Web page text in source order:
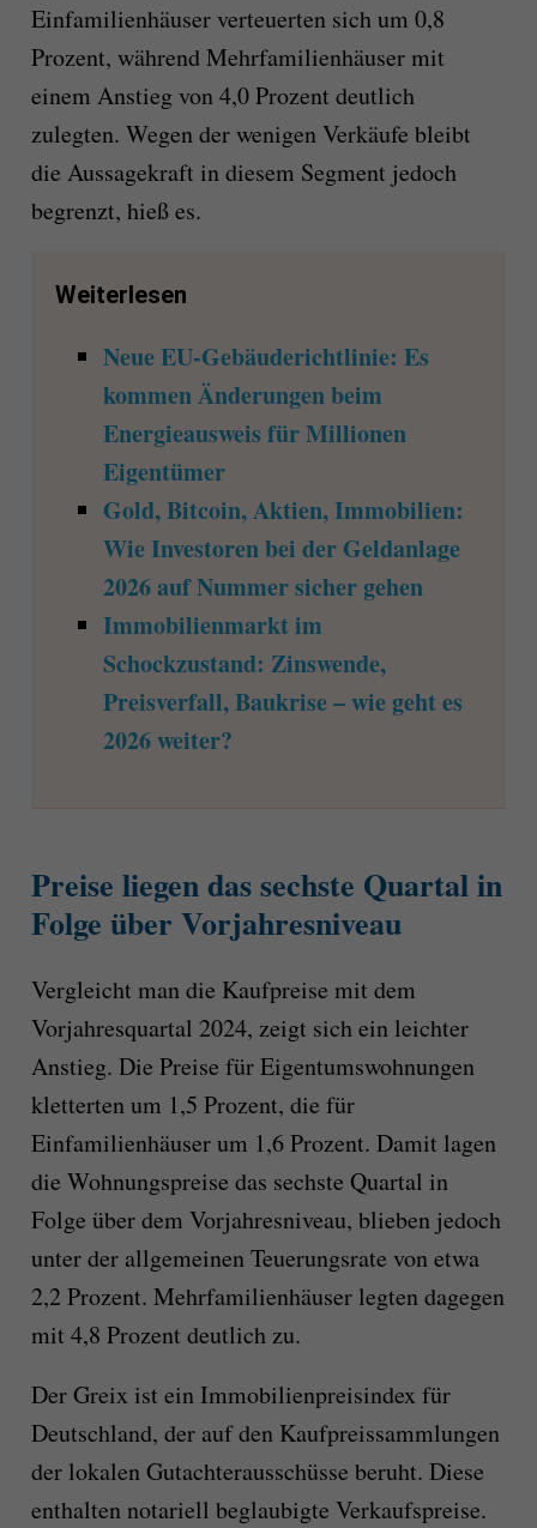
Einfamilienhäuser verteuerten sich um 0,8
Prozent, während Mehrfamilienhäuser mit
einem Anstieg von 4,0 Prozent deutlich
zulegten. Wegen der wenigen Verkäufe bleibt
die Aussagekraft in diesem Segment jedoch
begrenzt, hieß es.
Weiterlesen
Neue EU-Gebäuderichtlinie: Es
kommen Änderungen beim
Energieausweis für Millionen
Eigentümer
Gold, Bitcoin, Aktien, Immobilien:
Wie Investoren bei der Geldanlage
2026 auf Nummer sicher gehen
Immobilienmarkt im
Schockzustand: Zinswende,
Preisverfall, Baukrise – wie geht es
2026 weiter?
Preise liegen das sechste Quartal in
Folge über Vorjahresniveau
Vergleicht man die Kaufpreise mit dem
Vorjahresquartal 2024, zeigt sich ein leichter
Anstieg. Die Preise für Eigentumswohnungen
kletterten um 1,5 Prozent, die für
Einfamilienhäuser um 1,6 Prozent. Damit lagen
die Wohnungspreise das sechste Quartal in
Folge über dem Vorjahresniveau, blieben jedoch
unter der allgemeinen Teuerungsrate von etwa
2,2 Prozent. Mehrfamilienhäuser legten dagegen
mit 4,8 Prozent deutlich zu.
Der Greix ist ein Immobilienpreisindex für
Deutschland, der auf den Kaufpreissammlungen
der lokalen Gutachterausschüsse beruht. Diese
enthalten notariell beglaubigte Verkaufspreise.